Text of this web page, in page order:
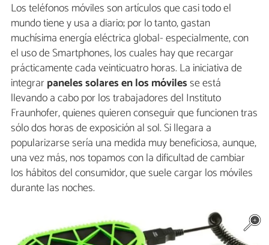
Los teléfonos móviles son artículos que casi todo el
mundo tiene y usa a diario; por lo tanto, gastan
muchísima energía eléctrica global- especialmente, con
el uso de Smartphones, los cuales hay que recargar
prácticamente cada veinticuatro horas. La iniciativa de
integrarpaneles solares en los móvilesse está
llevando a cabo por los trabajadores del Instituto
Fraunhofer, quienes quieren conseguir que funcionen tras
sólo dos horas de exposición al sol. Si llegara a
popularizarse sería una medida muy beneficiosa, aunque,
una vez más, nos topamos con la dificultad de cambiar
los hábitos del consumidor, que suele cargar los móviles
durante las noches.